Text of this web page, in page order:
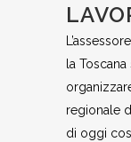
la
regionale
di oggi